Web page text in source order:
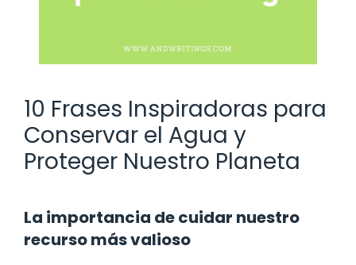
10 Frases Inspiradoras para
Conservar el Agua y
Proteger Nuestro Planeta
La importancia de cuidar nuestro
recurso más valioso